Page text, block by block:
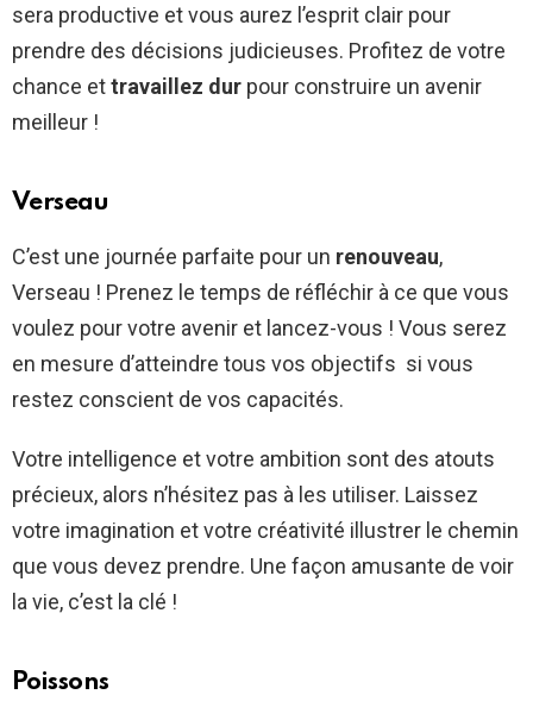
sera productive et vous aurez l’esprit clair pour
prendre des décisions judicieuses. Profitez de votre
chance ettravaillez dur pour construire un avenir
meilleur !
Verseau
C’est une journée parfaite pour un renouveau,
Verseau ! Prenez le temps de réfléchir à ce que vous
voulez pour votre avenir et lancez-vous ! Vous serez
en mesure d’atteindre tous vos objectifs si vous
restez conscient de vos capacités.
Votre intelligence et votre ambition sont des atouts
précieux, alors n’hésitez pas à les utiliser. Laissez
votre imagination et votre créativité illustrer le chemin
que vous devez prendre. Une façon amusante de voir
la vie, c’est la clé !
Poissons